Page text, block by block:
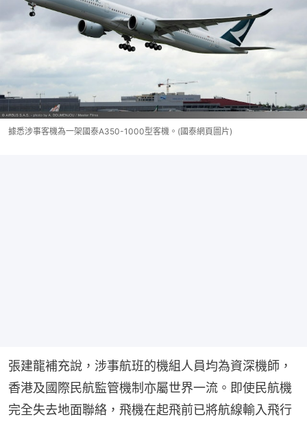
據悉涉事客機為一架國泰A350-1000型客機。(國泰網頁圖片)
張建龍補充說，涉事航班的機組人員均為資深機師，
香港及國際民航監管機制亦屬世界一流。即使民航機
完全失去地面聯絡，飛機在起飛前已將航線輸入飛行